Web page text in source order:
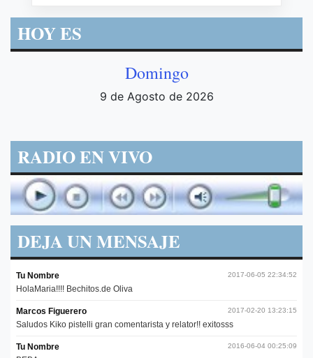
HOY ES
Domingo
9 de Agosto de 2026
RADIO EN VIVO
DEJA UN MENSAJE